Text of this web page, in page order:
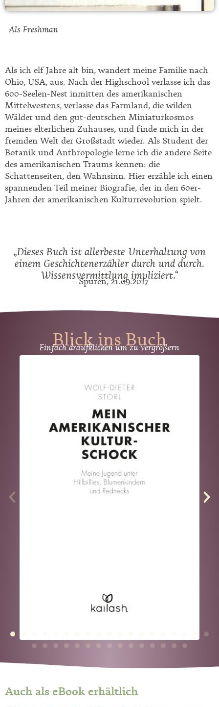
Als Freshman
Als ich elf Jahre alt bin, wandert meine Familie nach
Ohio, USA, aus. Nach der Highschool verlasse ich das
600-Seelen-Nest inmitten des amerikanischen
Mittelwestens, verlasse das Farmland, die wilden
Wälder und den gut-deutschen Miniaturkosmos
meines elterlichen Zuhauses, und finde mich in der
fremden Welt der Großstadt wieder. Als Student der
Botanik und Anthropologie lerne ich die andere Seite
des amerikanischen Traums kennen: die
Schattenseiten, den Wahnsinn. Hier erzähle ich einen
spannenden Teil meiner Biografie, der in den 60er-
Jahren der amerikanischen Kulturrevolution spielt.
„Dieses Buch ist allerbeste Unterhaltung von
einem Geschichtenerzähler durch und durch.
Wissensvermittlung impliziert.“
– Spuren, 21.09.2017
Blick ins Buch
Einfach draufklicken um zu vergrößern
Auch als eBook erhältlich